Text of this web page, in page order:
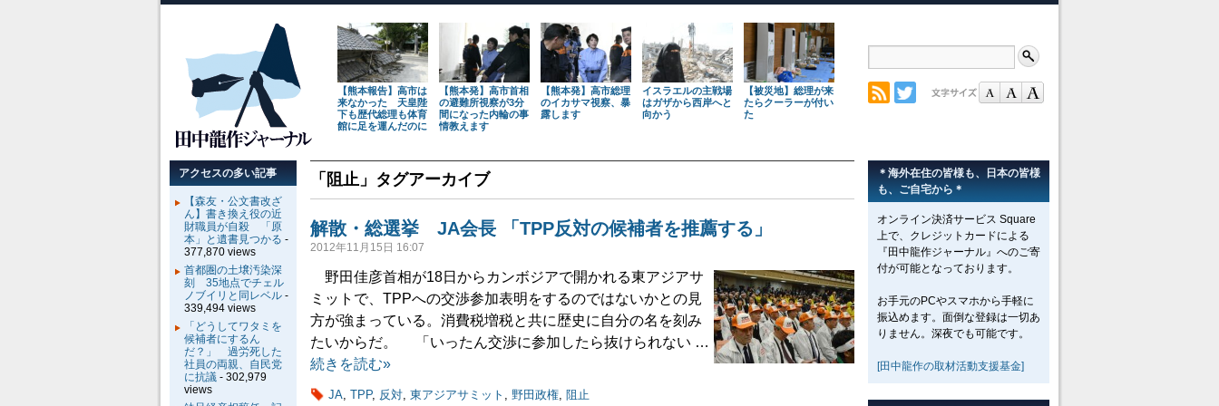
【熊本報告】高市は
来なかった 天皇陛
下も歴代総理も体育
館に足を運んだのに
【熊本発】高市首相
の避難所視察が3分
間になった内輪の事
情教えます
【熊本発】高市総理
のイカサマ視察、暴
露します
イスラエルの主戦場
はガザから西岸へと
向かう
【被災地】総理が来
たらクーラーが付い
た
「 阻止 」タグアーカイブ
解散・総選挙 JA会長 「TPP反対の候補者を推薦する」
2012年11月15日 16:07
野田佳彦首相が18日からカンボジアで開かれる東アジアサ
ミットで、TPPへの交渉参加表明をするのではないかとの見
方が強まっている。消費税増税と共に歴史に自分の名を刻み
たいからだ。 「いったん交渉に参加したら抜けられない …
続きを読む»
JA, TPP, 反対, 東アジアサミット , 野田政権, 阻止
＊海外在住の皆様も、日本の皆様
も、ご自宅から＊
オンライン決済サービス Square
上で、クレジットカードによる
『田中龍作ジャーナル』へのご寄
付が可能となっております。
お手元のPCやスマホから手軽に
振込めます。面倒な登録は一切あ
りません。深夜でも可能です。
[田中龍作の取材活動支援基金]
アクセスの多い記事
【森友・公文書改ざ
ん】書き換え役の近
財職員が自殺 「原
本」と遺書見つかる -
377,870 views
首都圏の土壌汚染深
刻 35地点でチェル
ノブイリと同レベル -
339,494 views
「どうしてワタミを
候補者にするん
だ？」 過労死した
社員の両親、自民党
に抗議 - 302,979
views